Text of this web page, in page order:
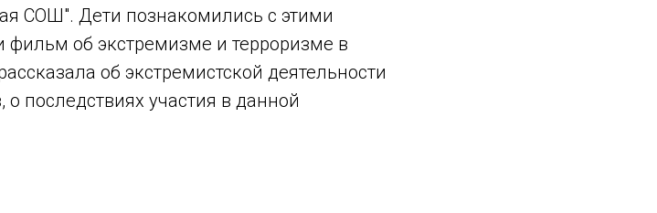
СОШ". Дети познакомились с этими
об экстремизме и терроризме в
об экстремистской деятельности
последствиях участия в данной